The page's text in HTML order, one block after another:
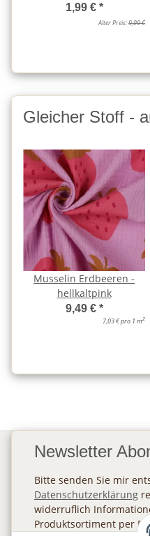
1,99 € *
Alter Preis:9,99 €
Gleicher Stoff -
Musselin Erdbeeren -
hellkaltpink
9,49 € *
7,03 € pro 1 m2
Newsletter
Bitte senden Sie mir
Datenschutzerklärung
widerruflich
Produktsortiment per E-